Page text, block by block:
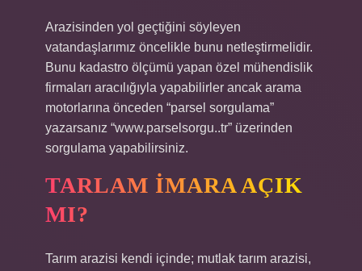
Arazisinden yol geçtiğini söyleyen
vatandaşlarımız öncelikle bunu netleştirmelidir.
Bunu kadastro ölçümü yapan özel mühendislik
firmaları aracılığıyla yapabilirler ancak arama
motorlarına önceden “parsel sorgulama”
yazarsanız “www.parselsorgu..tr” üzerinden
sorgulama yapabilirsiniz.
TARLAM İMARA AÇIK
MI?
Tarım arazisi kendi içinde; mutlak tarım arazisi,